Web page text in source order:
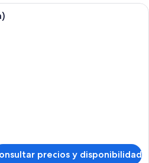
Una habitación acogedora con
precios y disponibilidad